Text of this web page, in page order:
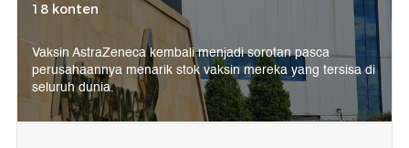
18 konten
Vaksin AstraZeneca kembali menjadi sorotan pasca
perusahaannya menarik stok vaksin mereka yang tersisa di
seluruh dunia.